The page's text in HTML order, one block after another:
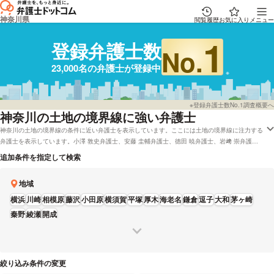
神奈川県 閲覧履歴お気に入り メニュー
登録弁護士数
23,000名の弁護士が登録中No.1
※登録弁護士数No.1調査概要へ
神奈川の土地の境界線に強い弁護士
神奈川の土地の境界線の条件に近い弁護士を表示しています。ここには土地の境界線に注力する
弁護士を表示しています。小澤 敦史弁護士、安藤 圭輔弁護士、徳田 暁弁護士、岩﨑 崇弁護
士、栗田 有介弁護士などの電話・メールの問合せ情報から、口コミや評判・土日祝日の休日法
律相談や無料相談の可否など、充実した専門情報で心強い弁護士をお探しください。
追加条件を指定して検索
地域
横浜川崎相模原藤沢小田原横須賀平塚厚木海老名鎌倉逗子大和茅ヶ崎
秦野綾瀬開成
絞り込み条件の変更